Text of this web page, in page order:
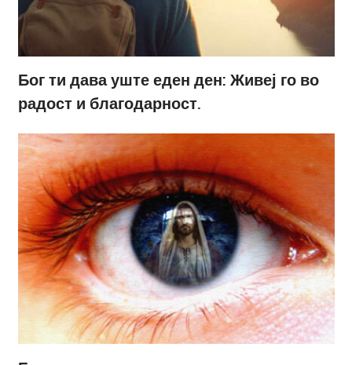
Бог ти дава уште еден ден: Живеј го во
радост и благодарност.